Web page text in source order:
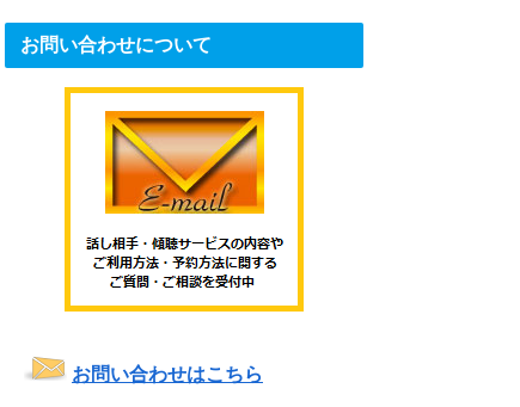
お問い合わせについて
お問い合わせはこちら